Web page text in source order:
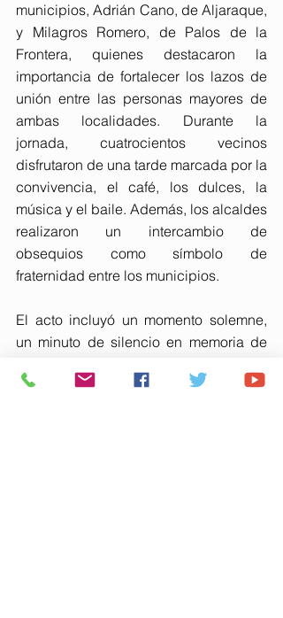
municipios, Adrián Cano, de Aljaraque,
y Milagros Romero, de Palos de la
Frontera, quienes destacaron la
importancia de fortalecer los lazos de
unión entre las personas mayores de
ambas localidades. Durante la
jornada, cuatrocientos vecinos
disfrutaron de una tarde marcada por la
convivencia, el café, los dulces, la
música y el baile. Además, los alcaldes
realizaron un intercambio de
obsequios como símbolo de
fraternidad entre los municipios.
El acto incluyó un momento solemne,
un minuto de silencio en memoria de
acompañado de la lectura del